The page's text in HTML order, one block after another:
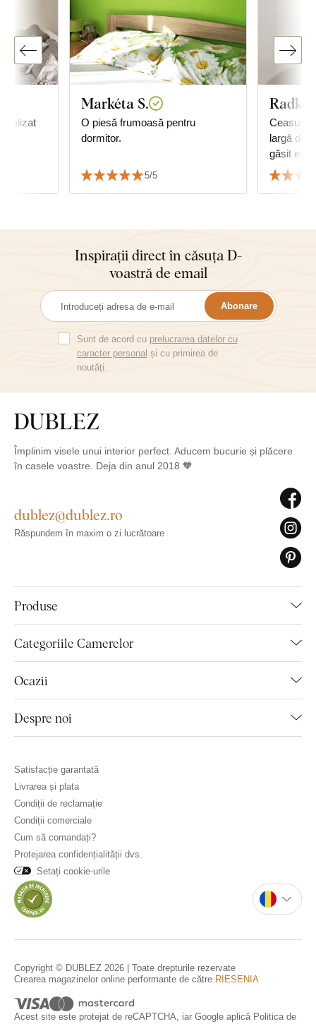
Markéta S.
O piesă frumoasă pentru
dormitor.
5/5
Radka
largă de
găsit
cu
😊
Inspirații direct în căsuța D-
voastră de email
Abonare
Sunt de acord cu prelucrarea datelor cu
caracter personal și cu primirea de
noutăți.
Împlinim visele unui interior perfect. Aducem bucurie și plăcere
în casele voastre. Deja din anul 2018 🧡
Produse
Categoriile Camerelor
Ocazii
Despre noi
dublez@dublez.ro
Răspundem în maxim o zi lucrătoare
Satisfacție garantată
Livrarea și plata
Condiții de reclamație
Condiții comerciale
Cum să comandați?
Protejarea confidențialității dvs.
Setați cookie-urile
Copyright © DUBLEZ 2026 | Toate drepturile rezervate
Crearea magazinelor online performante de către RIESENIA
Acest site este protejat de reCAPTCHA, iar Google aplică Politica de